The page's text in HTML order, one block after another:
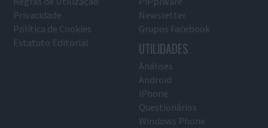
Privacidade
Política de Cookies
Estatuto Editorial
Newsletter
Grupos Facebook
UTILIDADES
Análises
Android
iPhone
Questionários
Windows Phone